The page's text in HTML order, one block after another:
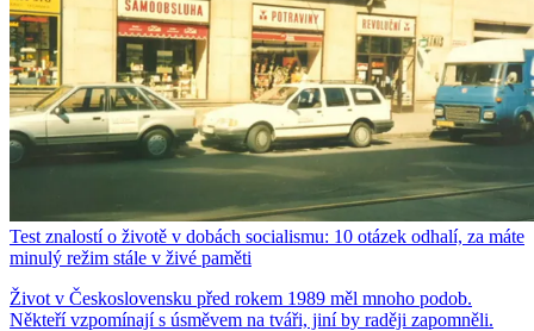
Test znalostí o životě v dobách socialismu: 10 otázek odhalí, za máte
minulý režim stále v živé paměti
Život v Československu před rokem 1989 měl mnoho podob.
Někteří vzpomínají s úsměvem na tváři, jiní by raději zapomněli.